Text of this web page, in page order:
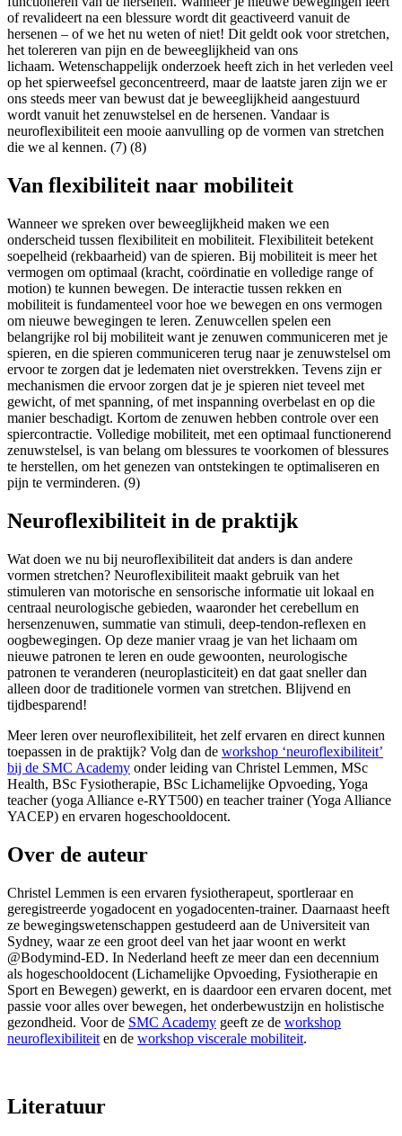
of revalideert na een blessure wordt dit geactiveerd vanuit de
hersenen – of we het nu weten of niet! Dit geldt ook voor stretchen,
het tolereren van pijn en de beweeglijkheid van ons
lichaam. Wetenschappelijk onderzoek heeft zich in het verleden veel
op het spierweefsel geconcentreerd, maar de laatste jaren zijn we er
ons steeds meer van bewust dat je beweeglijkheid aangestuurd
wordt vanuit het zenuwstelsel en de hersenen. Vandaar is
neuroflexibiliteit een mooie aanvulling op de vormen van stretchen
die we al kennen. (7) (8)
Van flexibiliteit naar mobiliteit
Wanneer we spreken over beweeglijkheid maken we een
onderscheid tussen flexibiliteit en mobiliteit. Flexibiliteit betekent
soepelheid (rekbaarheid) van de spieren. Bij mobiliteit is meer het
vermogen om optimaal (kracht, coördinatie en volledige range of
motion) te kunnen bewegen. De interactie tussen rekken en
mobiliteit is fundamenteel voor hoe we bewegen en ons vermogen
om nieuwe bewegingen te leren. Zenuwcellen spelen een
belangrijke rol bij mobiliteit want je zenuwen communiceren met je
spieren, en die spieren communiceren terug naar je zenuwstelsel om
ervoor te zorgen dat je ledematen niet overstrekken. Tevens zijn er
mechanismen die ervoor zorgen dat je je spieren niet teveel met
gewicht, of met spanning, of met inspanning overbelast en op die
manier beschadigt. Kortom de zenuwen hebben controle over een
spiercontractie. Volledige mobiliteit, met een optimaal functionerend
zenuwstelsel, is van belang om blessures te voorkomen of blessures
te herstellen, om het genezen van ontstekingen te optimaliseren en
pijn te verminderen. (9)
Neuroflexibiliteit in de praktijk
Wat doen we nu bij neuroflexibiliteit dat anders is dan andere
vormen stretchen? Neuroflexibiliteit maakt gebruik van het
stimuleren van motorische en sensorische informatie uit lokaal en
centraal neurologische gebieden, waaronder het cerebellum en
hersenzenuwen, summatie van stimuli, deep-tendon-reflexen en
oogbewegingen. Op deze manier vraag je van het lichaam om
nieuwe patronen te leren en oude gewoonten, neurologische
patronen te veranderen (neuroplasticiteit) en dat gaat sneller dan
alleen door de traditionele vormen van stretchen. Blijvend en
tijdbesparend!
Meer leren over neuroflexibiliteit, het zelf ervaren en direct kunnen
toepassen in de praktijk? Volg dan de workshop ‘neuroflexibiliteit’
bij de SMC Academy onder leiding van Christel Lemmen, MSc
Health, BSc Fysiotherapie, BSc Lichamelijke Opvoeding, Yoga
teacher (yoga Alliance e-RYT500) en teacher trainer (Yoga Alliance
YACEP) en ervaren hogeschooldocent.
Over de auteur
Christel Lemmen is een ervaren fysiotherapeut, sportleraar en
geregistreerde yogadocent en yogadocenten-trainer. Daarnaast heeft
ze bewegingswetenschappen gestudeerd aan de Universiteit van
Sydney, waar ze een groot deel van het jaar woont en werkt
@Bodymind-ED. In Nederland heeft ze meer dan een decennium
als hogeschooldocent (Lichamelijke Opvoeding, Fysiotherapie en
Sport en Bewegen) gewerkt, en is daardoor een ervaren docent, met
passie voor alles over bewegen, het onderbewustzijn en holistische
gezondheid. Voor de SMC Academy geeft ze de workshop
neuroflexibiliteit en de workshop viscerale mobiliteit.
Literatuur